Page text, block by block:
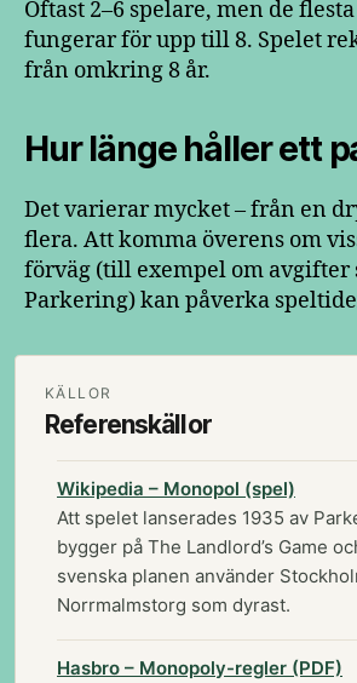
Oftast 2–6 spelare, men de
fungerar för upp till 8. Spelet
från omkring 8 år.
Hur länge håller ett
Det varierar mycket – från en
flera. Att komma överens om
förväg (till exempel om avgifter
Parkering) kan påverka
KÄLLOR
Referenskällor
Wikipedia – Monopol (spel)
Att spelet lanserades 1935 av
bygger på The Landlord’s Game
svenska planen använder
Norrmalmstorg som dyrast.
Hasbro – Monopoly-regler (PDF)